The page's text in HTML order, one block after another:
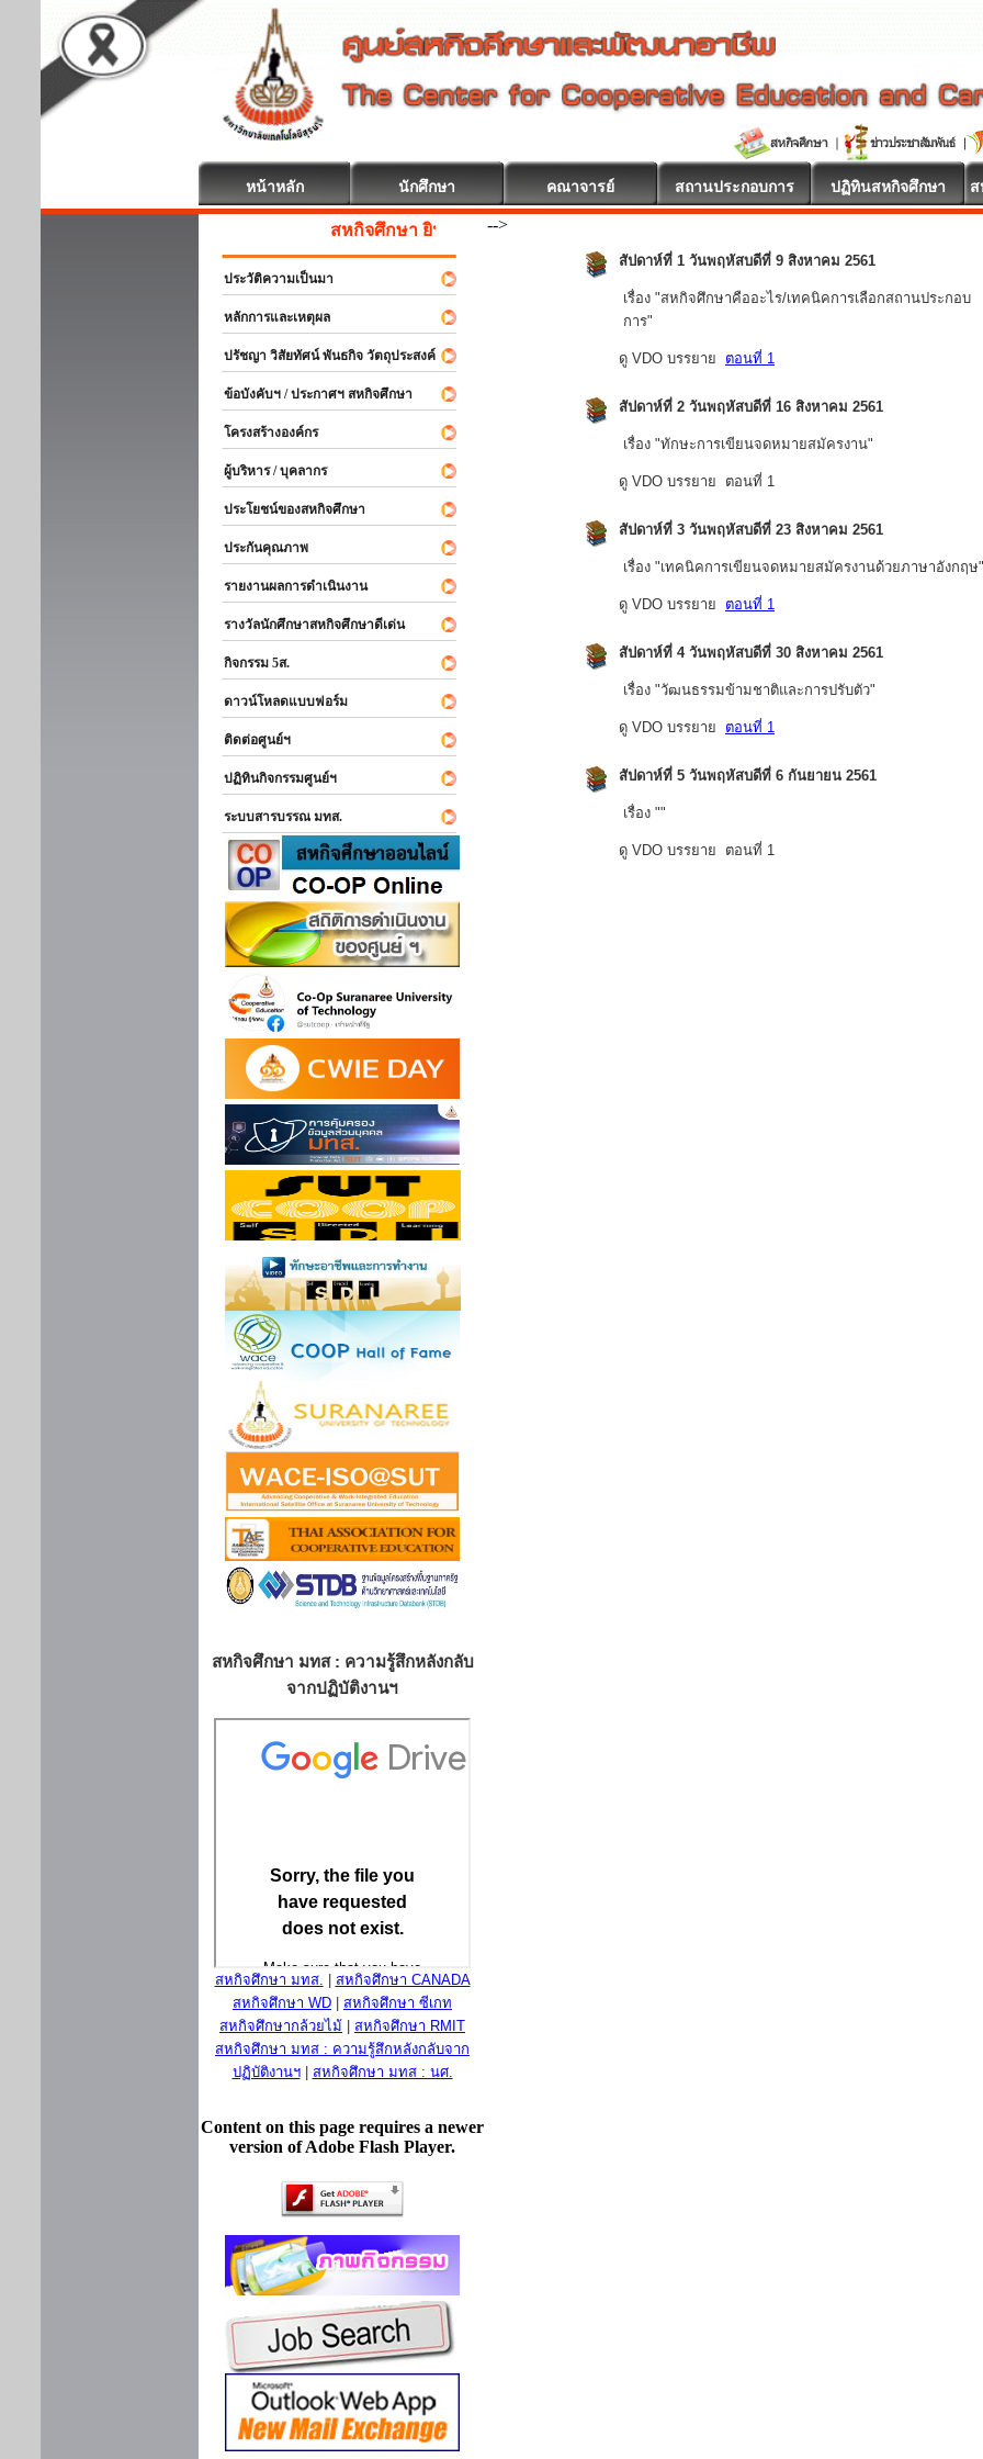
หน้าหลัก นักศึกษา คณาจารย์ สถานประกอบการ ปฏิทินสหกิจศึกษา
สหกิจศึกษา ยินดีต้อนรับ
ประวัติความเป็นมา
หลักการและเหตุผล
ปรัชญา วิสัยทัศน์ พันธกิจ วัตถุประสงค์
ข้อบังคับฯ / ประกาศฯ สหกิจศึกษา
โครงสร้างองค์กร
ผู้บริหาร / บุคลากร
ประโยชน์ของสหกิจศึกษา
ประกันคุณภาพ
รายงานผลการดำเนินงาน
รางวัลนักศึกษาสหกิจศึกษาดีเด่น
กิจกรรม 5ส.
ดาวน์โหลดแบบฟอร์ม
ติดต่อศูนย์ฯ
ปฏิทินกิจกรรมศูนย์ฯ
ระบบสารบรรณ มทส.
สหกิจศึกษา มทส : ความรู้สึกหลังกลับ
จากปฏิบัติงานฯ
สหกิจศึกษา มทส.
สหกิจศึกษา CANADA
สหกิจศึกษา WD
สหกิจศึกษา ซีเกท
สหกิจศึกษากล้วยไม้
สหกิจศึกษา RMIT
สหกิจศึกษา มทส : ความรู้สึกหลังกลับจาก
ปฏิบัติงานฯ| สหกิจศึกษา มทส : นศ.
Content on this page requires a newer
version of Adobe Flash Player.
-->
สัปดาห์ที่ 1 วันพฤหัสบดีที่ 9 สิงหาคม 2561
เรื่อง "สหกิจศึกษาคืออะไร/เทคนิคการเลือกสถานประกอบ
การ"
ดู VDO บรรยาย ตอนที่ 1
สัปดาห์ที่ 2 วันพฤหัสบดีที่ 16 สิงหาคม 2561
เรื่อง "ทักษะการเขียนจดหมายสมัครงาน"
ดู VDO บรรยาย ตอนที่ 1
สัปดาห์ที่ 3 วันพฤหัสบดีที่ 23 สิงหาคม 2561
เรื่อง "เทคนิคการเขียนจดหมายสมัครงานด้วยภาษาอังกฤษ"
ดู VDO บรรยาย ตอนที่ 1
สัปดาห์ที่ 4 วันพฤหัสบดีที่ 30 สิงหาคม 2561
เรื่อง "วัฒนธรรมข้ามชาติและการปรับตัว"
ดู VDO บรรยาย ตอนที่ 1
สัปดาห์ที่ 5 วันพฤหัสบดีที่ 6 กันยายน 2561
เรื่อง ""
ดู VDO บรรยาย ตอนที่ 1